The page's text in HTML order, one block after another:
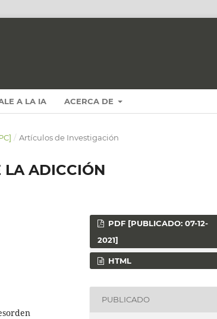
A LA IA ACERCA DE
/ Artículos de Investigación
LA ADICCIÓN
PDF [PUBLICADO: 07-12-
2021]
HTML
PUBLICADO